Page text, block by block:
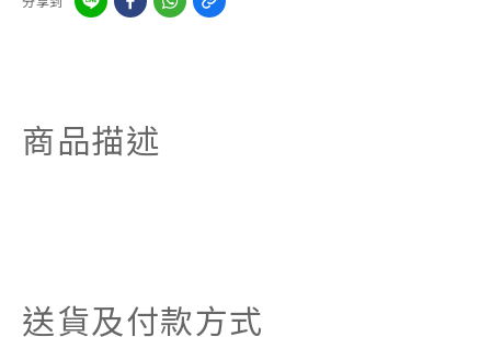
商品描述
送貨及付款方式